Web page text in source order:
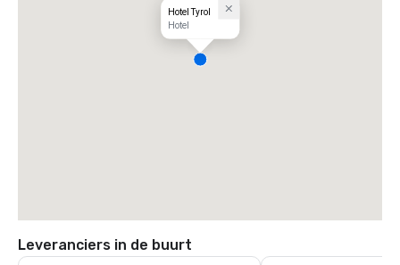
Hotel Tyrol
Hotel
Leveranciers in de buurt